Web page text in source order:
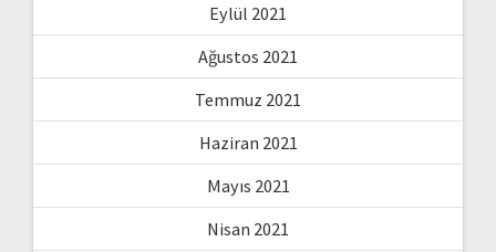
Eylül 2021
Ağustos 2021
Temmuz 2021
Haziran 2021
Mayıs 2021
Nisan 2021